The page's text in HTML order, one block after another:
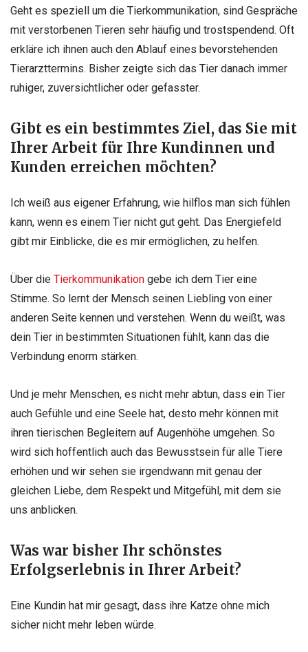
Geht es speziell um die Tierkommunikation, sind Gespräche
mit verstorbenen Tieren sehr häufig und trostspendend. Oft
erkläre ich ihnen auch den Ablauf eines bevorstehenden
Tierarzttermins. Bisher zeigte sich das Tier danach immer
ruhiger, zuversichtlicher oder gefasster.
Gibt es ein bestimmtes Ziel, das Sie mit
Ihrer Arbeit für Ihre Kundinnen und
Kunden erreichen möchten?
Ich weiß aus eigener Erfahrung, wie hilflos man sich fühlen
kann, wenn es einem Tier nicht gut geht. Das Energiefeld
gibt mir Einblicke, die es mir ermöglichen, zu helfen.
Über die Tierkommunikation gebe ich dem Tier eine
Stimme. So lernt der Mensch seinen Liebling von einer
anderen Seite kennen und verstehen. Wenn du weißt, was
dein Tier in bestimmten Situationen fühlt, kann das die
Verbindung enorm stärken.
Und je mehr Menschen, es nicht mehr abtun, dass ein Tier
auch Gefühle und eine Seele hat, desto mehr können mit
ihren tierischen Begleitern auf Augenhöhe umgehen. So
wird sich hoffentlich auch das Bewusstsein für alle Tiere
erhöhen und wir sehen sie irgendwann mit genau der
gleichen Liebe, dem Respekt und Mitgefühl, mit dem sie
uns anblicken.
Was war bisher Ihr schönstes
Erfolgserlebnis in Ihrer Arbeit?
Eine Kundin hat mir gesagt, dass ihre Katze ohne mich
sicher nicht mehr leben würde.